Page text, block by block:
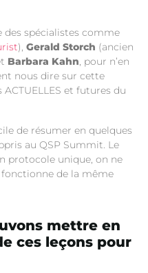
spécialistes comme
), Gerald Storch (ancien
Barbara Kahn, pour n’en
nous dire sur cette
et futures du
de résumer en quelques
au QSP Summit. Le
protocole unique, on ne
fonctionne de la même
mettre en
ces leçons pour